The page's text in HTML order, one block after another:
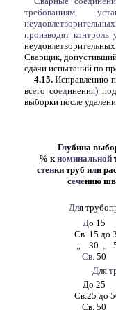
требованиям,
производят контроль
неудовлетворительных
Сварщик,
сдачи испытаний по
4.15. Исправлению
всего соединения) под
выборки после удалени
Глубина
% к номинальной
стенки труб или
сечению
Для
До 15
Св. 15 до
„ 30
Св. 50
Для
До 25
Св.25 до
Св. 50